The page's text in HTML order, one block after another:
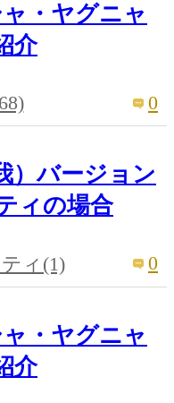
ャ・ヤグニャ
介
0
）バージョン
ィの場合
ィ(1) 0
ャ・ヤグニャ
介